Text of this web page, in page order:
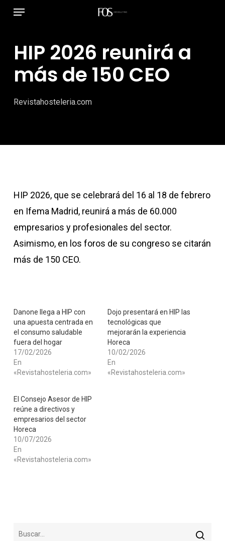
principal
Menú
HIP 2026 reunirá a
más de 150 CEO
Revistahosteleria.com
HIP 2026, que se celebrará del 16 al 18 de febrero
en Ifema Madrid, reunirá a más de 60.000
empresarios y profesionales del sector.
Asimismo, en los foros de su congreso se citarán
más de 150 CEO.
Danone llega a HIP con
una apuesta centrada en
el consumo saludable
fuera del hogar
17/02/2026
En
«Revistahosteleria.com»
Dojo presentará en HIP las
tecnológicas que
mejorarán la experiencia
Horeca
10/02/2026
En
«Revistahosteleria.com»
El Consejo Asesor de HIP
reúne a directivos y
empresarios del sector
Horeca
10/07/2026
En
«Revistahosteleria.com»